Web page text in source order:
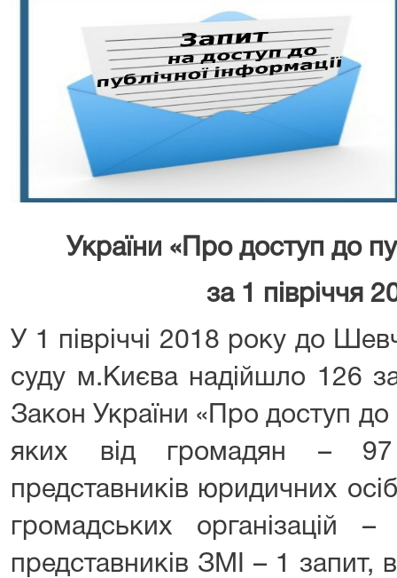
України «Про доступ до
за 1 півріччя
У 1 півріччі 2018 року до
суду м.Києва надійшло 126
Закон України «Про доступ до
яких від громадян – 97
представників юридичних
громадських організацій
представників ЗМІ – 1 запит,